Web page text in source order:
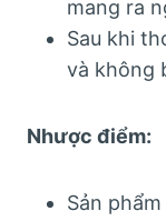
mang ra
Sau khi
và không
Nhược điểm:
Sản